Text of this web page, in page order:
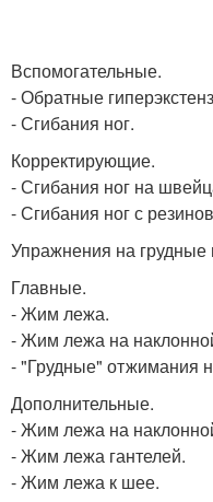
Вспомогательные.
- Обратные
- Сгибания ног.
Корректирующие.
- Сгибания ног на
- Сгибания ног с
Упражнения на
Главные.
- Жим лежа.
- Жим лежа на
- "Грудные" отжимания
Дополнительные.
- Жим лежа на
- Жим лежа гантелей.
- Жим лежа к шее.